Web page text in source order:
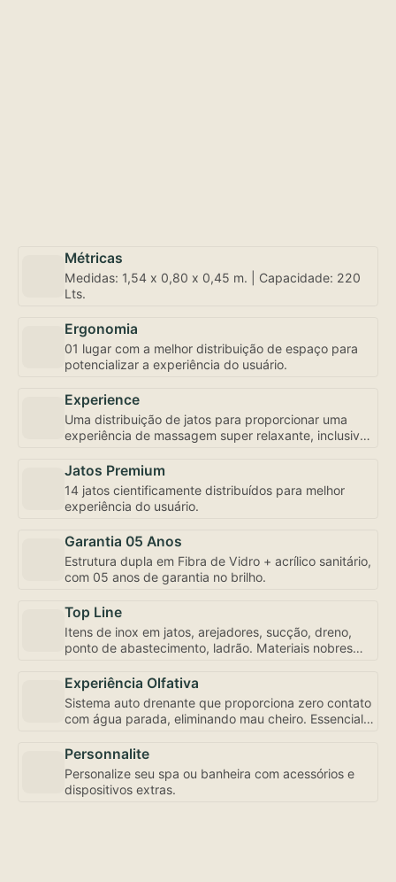
Métricas
Medidas: 1,54 x 0,80 x 0,45 m. | Capacidade: 220
Lts.
Ergonomia
01 lugar com a melhor distribuição de espaço para
potencializar a experiência do usuário.
Experience
Uma distribuição de jatos para proporcionar uma
experiência de massagem super relaxante, inclusive
bem como a mais robusta motobomba do mercado –
uma exclusividade Amazon Spa focada em seu bem-
estar.
Jatos Premium
14 jatos cientificamente distribuídos para melhor
experiência do usuário.
Garantia 05 Anos
Estrutura dupla em Fibra de Vidro + acrílico sanitário,
com 05 anos de garantia no brilho.
Top Line
Itens de inox em jatos, arejadores, sucção, dreno,
ponto de abastecimento, ladrão. Materiais nobres
Experiência Olfativa
Sistema auto drenante que proporciona zero contato
com água parada, eliminando mau cheiro. Essencial
Personnalite
Personalize seu spa ou banheira com acessórios e
dispositivos extras.